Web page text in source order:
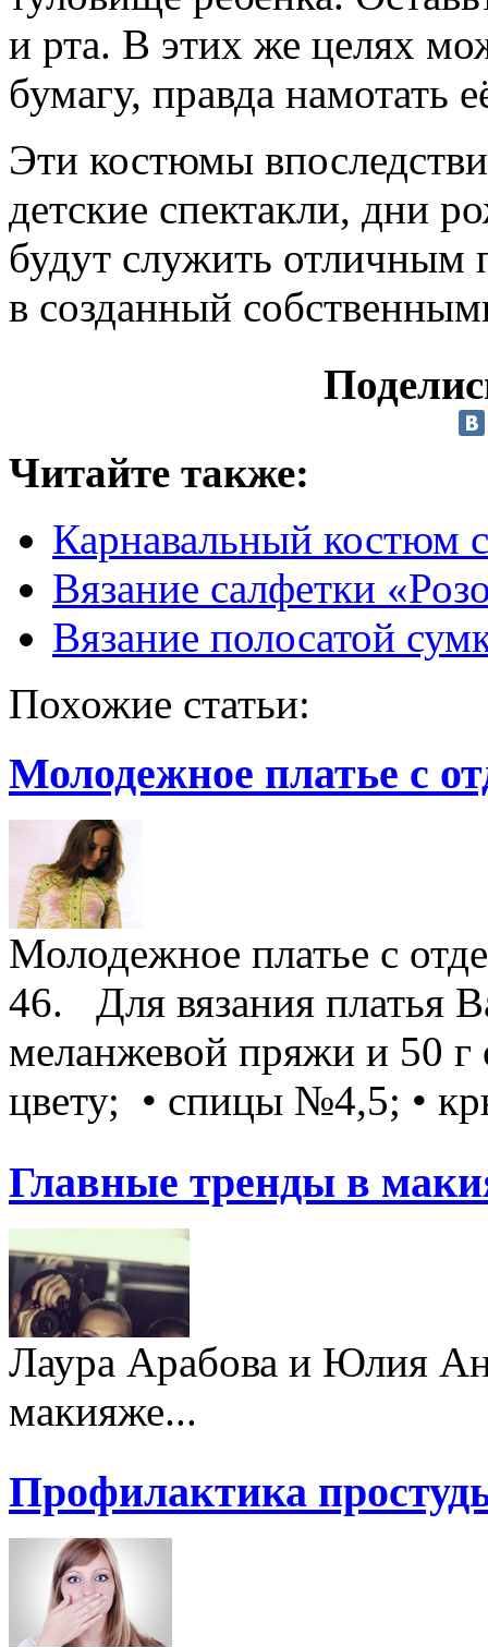
и рта. В этих же целях
бумагу, правда намотать
Эти костюмы
детские спектакли, дни
будут служить отличным
в созданный
Читайте также:
Карнавальный костюм
Вязание салфетки
Вязание полосатой
Похожие статьи:
Молодежное платье с
Молодежное платье с
46. Для вязания платья
меланжевой пряжи и 50 г
цвету; • спицы №4,5; •
Главные тренды в
Лаура Арабова и Юлия
макияже...
Профилактика